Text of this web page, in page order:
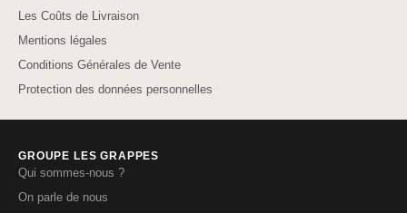
Les Coûts de Livraison
Mentions légales
Conditions Générales de Vente
Protection des données personnelles
GROUPE LES GRAPPES
Qui sommes-nous ?
On parle de nous